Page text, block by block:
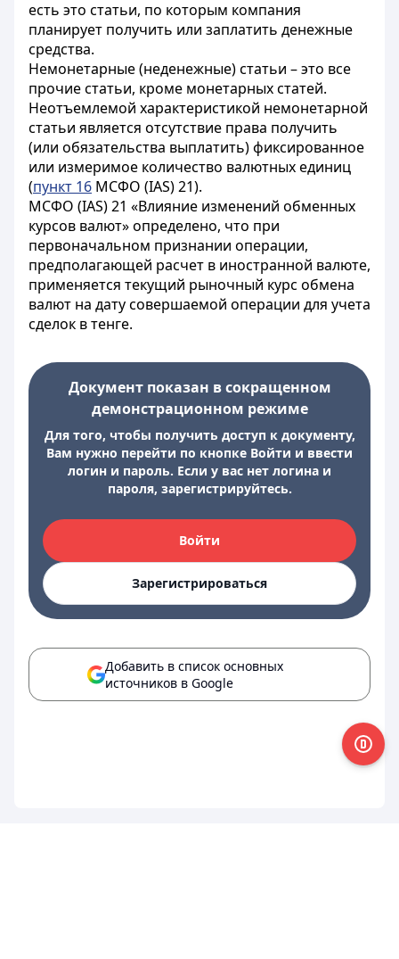
есть это статьи, по которым компания
планирует получить или заплатить денежные
средства.
Немонетарные (неденежные) статьи – это все
прочие статьи, кроме монетарных статей.
Неотъемлемой характеристикой немонетарной
статьи является отсутствие права получить
(или обязательства выплатить) фиксированное
или измеримое количество валютных единиц
(пункт 16 МСФО (IAS) 21).
МСФО (IAS) 21 «Влияние изменений обменных
курсов валют» определено, что при
первоначальном признании операции,
предполагающей расчет в иностранной валюте,
применяется текущий рыночный курс обмена
валют на дату совершаемой операции для учета
сделок в тенге.
Документ показан в сокращенном
демонстрационном режиме
Для того, чтобы получить доступ к документу,
Вам нужно перейти по кнопке Войти и ввести
логин и пароль. Если у вас нет логина и
пароля, зарегистрируйтесь.
Войти
Зарегистрироваться
Добавить в список основных
источников в Google